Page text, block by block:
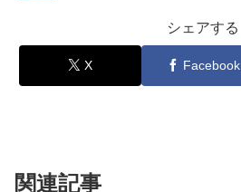
シェアする
X Facebook
関連記事